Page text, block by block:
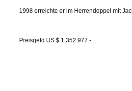
1998 erreichte er im Herrendoppel mit
Preisgeld US $ 1.352.977.-